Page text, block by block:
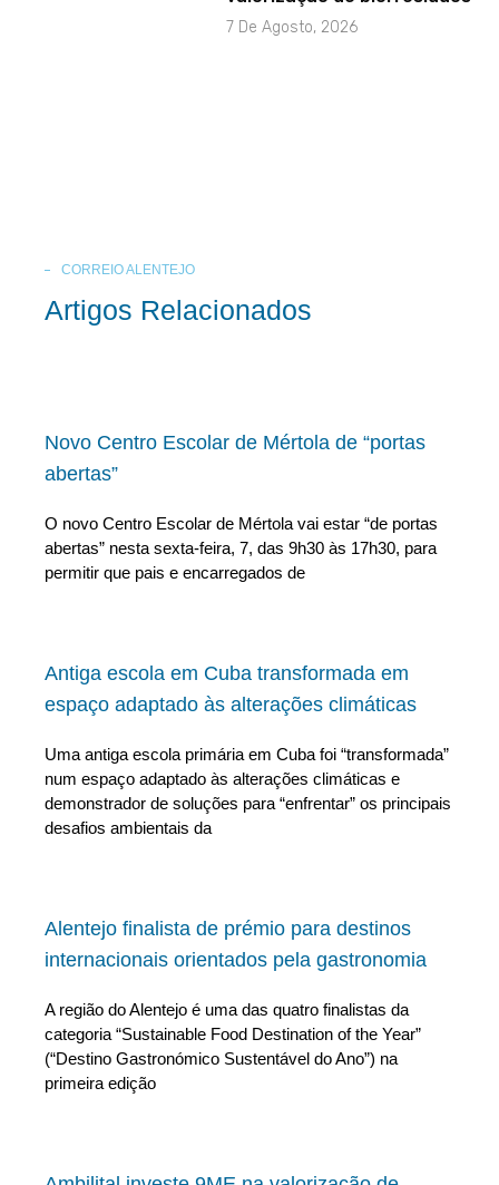
7 De Agosto, 2026
CORREIO ALENTEJO
Artigos Relacionados
Novo Centro Escolar de Mértola de “portas
abertas”
O novo Centro Escolar de Mértola vai estar “de portas
abertas” nesta sexta-feira, 7, das 9h30 às 17h30, para
permitir que pais e encarregados de
Antiga escola em Cuba transformada em
espaço adaptado às alterações climáticas
Uma antiga escola primária em Cuba foi “transformada”
num espaço adaptado às alterações climáticas e
demonstrador de soluções para “enfrentar” os principais
desafios ambientais da
Alentejo finalista de prémio para destinos
internacionais orientados pela gastronomia
A região do Alentejo é uma das quatro finalistas da
categoria “Sustainable Food Destination of the Year”
(“Destino Gastronómico Sustentável do Ano”) na
primeira edição